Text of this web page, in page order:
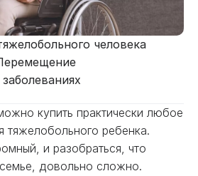
человека
купить практически любое
тяжелобольного ребенка.
и разобраться, что
довольно сложно.